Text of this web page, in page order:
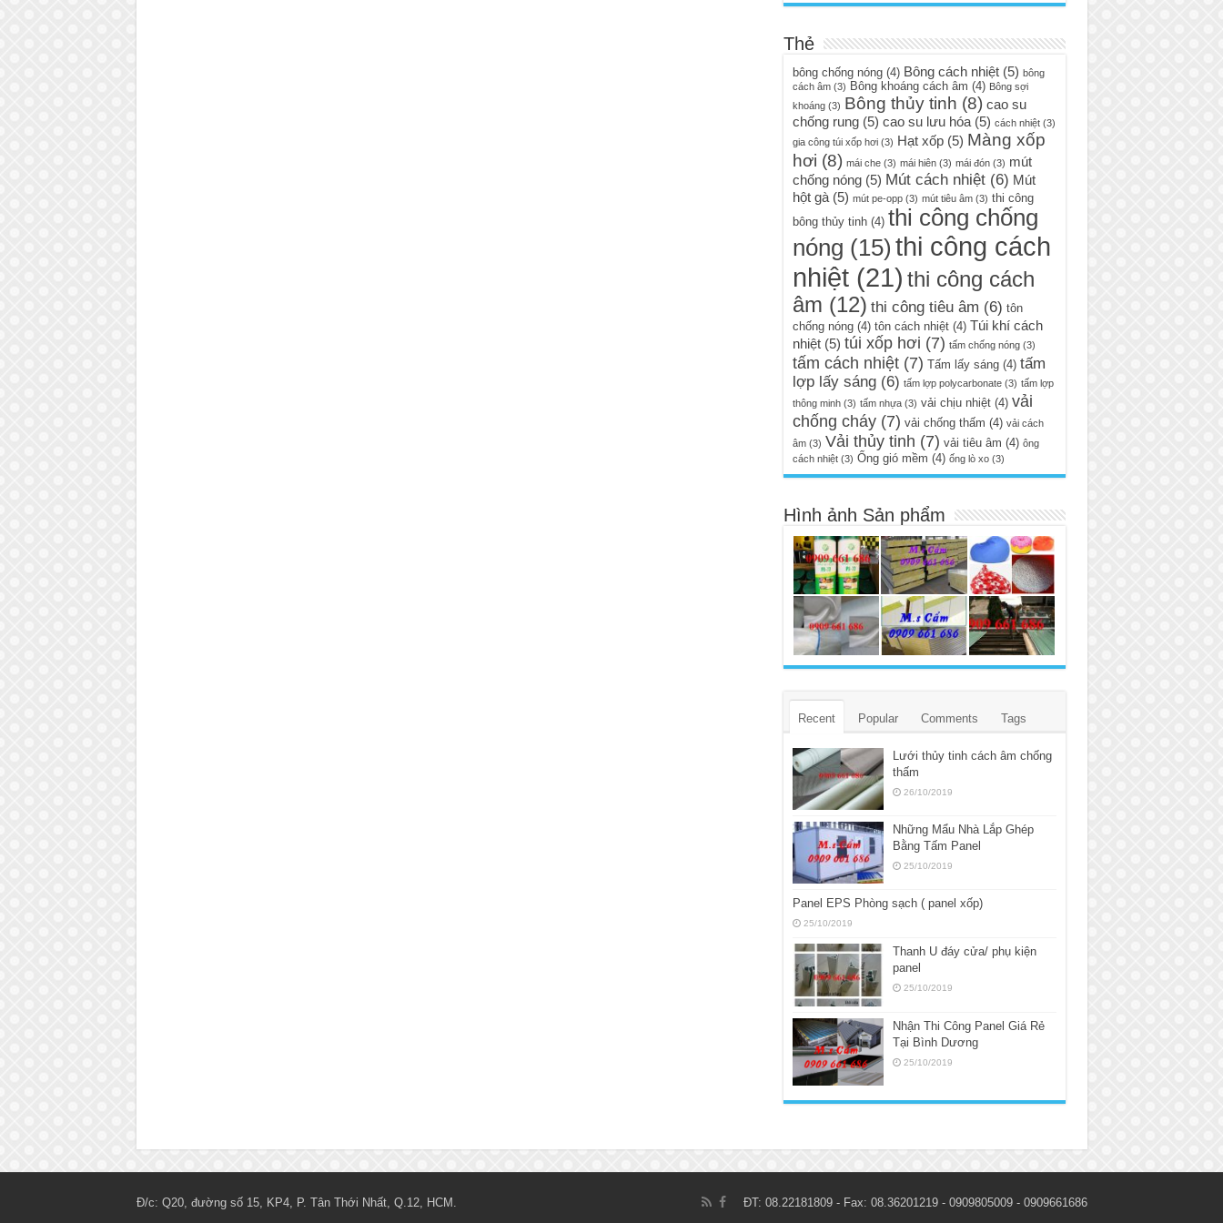
Thẻ
bông chống nóng(4) Bông cách nhiệt(5) bông
cách âm(3) Bông khoáng cách âm (4) Bông sợi
khoáng(3) Bông thủy tinh (8) cao su
chống rung(5) cao su lưu hóa(5) cách nhiệt(3)
gia công túi xốp hơi(3) Hạt xốp(5) Màng xốp
hơi (8) mái che(3) mái hiên(3) mái đón(3) mút
chống nóng(5) Mút cách nhiệt(6) Mút
hột gà(5) mút pe-opp(3) mút tiêu âm(3) thi công
bông thủy tinh(4) thi công chống
nóng (15) thi công cách
nhiệt(21) thi công cách
âm (12) thi công tiêu âm (6) tôn
chống nóng(4) tôn cách nhiệt(4) Túi khí cách
nhiệt(5) túi xốp hơi (7) tấm chống nóng(3)
tấm cách nhiệt(7) Tấm lấy sáng(4) tấm
lợp lấy sáng(6) tấm lợp polycarbonate(3) tấm lợp
thông minh(3) tấm nhựa(3) vải chịu nhiệt(4) vải
chống cháy(7) vải chống thấm (4) vải cách
âm(3) Vải thủy tinh (7) vải tiêu âm (4) ông
cách nhiệt(3) Ống gió mềm (4) ống lò xo(3)
Hình ảnh Sản phẩm
Recent Popular Comments Tags
Lưới thủy tinh cách âm chống
thấm
26/10/2019
Những Mẩu Nhà Lắp Ghép
Bằng Tấm Panel
25/10/2019
Panel EPS Phòng sạch ( panel xốp)
25/10/2019
Thanh U đáy cửa/ phụ kiện
panel
25/10/2019
Nhận Thi Công Panel Giá Rẻ
Tại Bình Dương
25/10/2019
ĐT: 08.22181809 - Fax: 08.36201219 - 0909805009 - 0909661686
Đ/c: Q20, đường số 15, KP4, P. Tân Thới Nhất, Q.12, HCM.